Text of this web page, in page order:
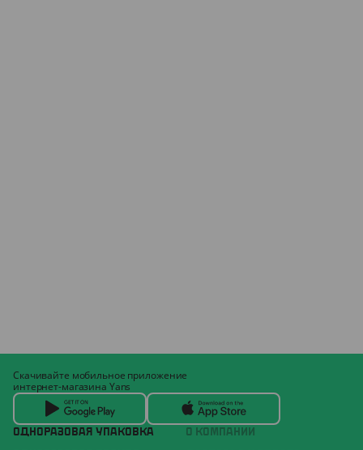
ОДНОРАЗОВАЯ УПАКОВКА О КОМПАНИИ
Скачивайте мобильное приложение
интернет-магазина Yans